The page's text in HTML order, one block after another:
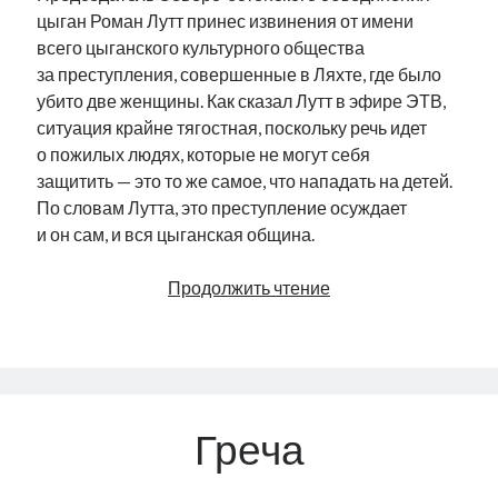
цыган Роман Лутт принес извинения от имени
всего цыганского культурного общества
за преступления, совершенные в Ляхте, где было
убито две женщины. Как сказал Лутт в эфире ЭТВ,
ситуация крайне тягостная, поскольку речь идет
о пожилых людях, которые не могут себя
защитить — это то же самое, что нападать на детей.
По словам Лутта, это преступление осуждает
и он сам, и вся цыганская община.
Продолжить чтениеНовости
Греча